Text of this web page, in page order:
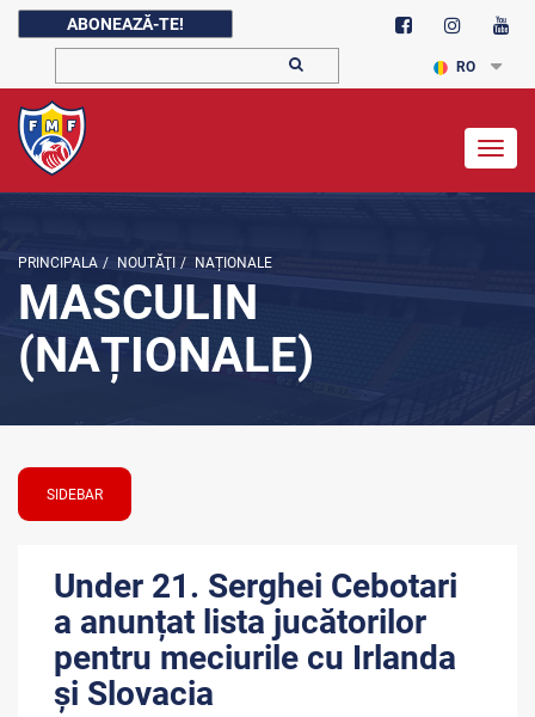
ABONEAZĂ-TE!
RO
PRINCIPALA / NOUTĂŢI / NAȚIONALE
MASCULIN
(NAȚIONALE)
SIDEBAR
Under 21. Serghei Cebotari
a anunțat lista jucătorilor
pentru meciurile cu Irlanda
și Slovacia